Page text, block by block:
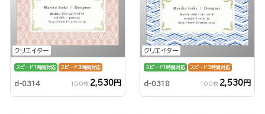
クリエイター
スピード1時間対応 スピード3時間対応
d-0314 100枚 2,530円
クリエイター
スピード1時間対応 スピード3時間対応
d-0318 100枚 2,530円